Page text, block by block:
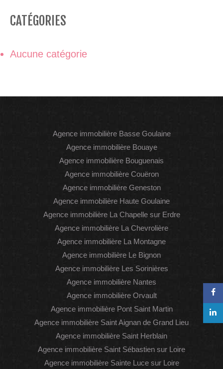
CATÉGORIES
Aucune catégorie
Agence immobilière Basse Goulaine
Agence immobilière Bouaye
Agence immobilière Bouguenais
Agence immobilière Couëron
Agence immobilière Geneston
Agence immobilière Haute Goulaine
Agence immobilière La Chapelle sur Erdre
Agence immobilière La Chevrolière
Agence immobilière La Montagne
Agence immobilière Le Bignon
Agence immobilière Les Sorinières
Agence immobilière Nantes
Agence immobilière Orvault
Agence immobilière Pont Saint Martin
Agence immobilière Saint Aignan de Grand Lieu
Agence immobilière Saint Herblain
Agence immobilière Saint Sébastien sur Loire
Agence immobilière Sainte Luce sur Loire